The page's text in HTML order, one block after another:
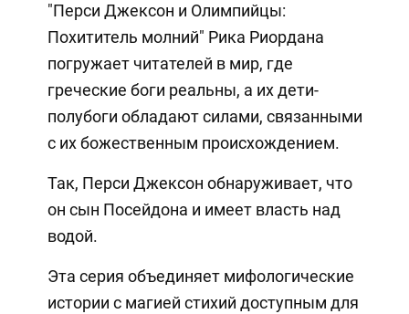
"Перси Джексон и Олимпийцы:
Похититель молний" Рика Риордана
погружает читателей в мир, где
греческие боги реальны, а их дети-
полубоги обладают силами, связанными
с их божественным происхождением.
Так, Перси Джексон обнаруживает, что
он сын Посейдона и имеет власть над
водой.
Эта серия объединяет мифологические
истории с магией стихий доступным для